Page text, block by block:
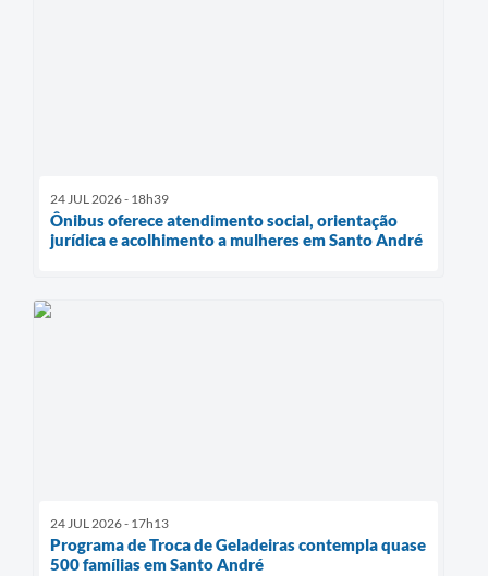
24 JUL 2026 - 18h39
Ônibus oferece atendimento social, orientação
jurídica e acolhimento a mulheres em Santo André
24 JUL 2026 - 17h13
Programa de Troca de Geladeiras contempla quase
500 famílias em Santo André